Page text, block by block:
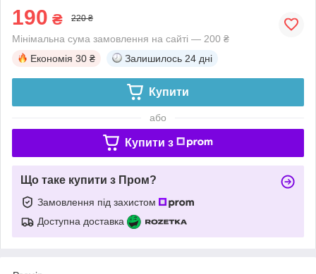
190 ₴ 220 ₴
Мінімальна сума замовлення на сайті — 200 ₴
Економія 30 ₴ Залишилось 24 дні
Купити
або
Купити з
Що таке купити з Пром?
Замовлення під захистом
Доступна доставка